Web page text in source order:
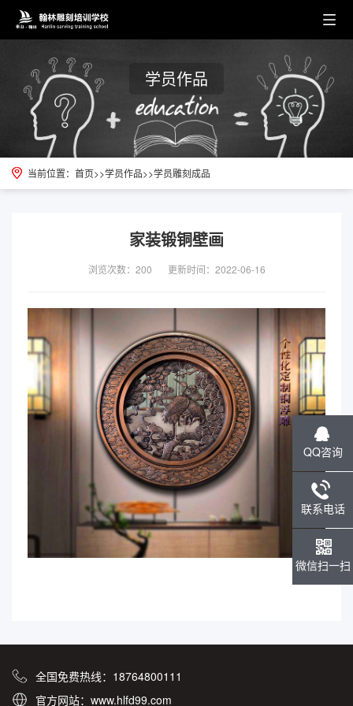
学员作品
当前位置： 首页>>学员作品>>学员雕刻成品
家装锻铜壁画
浏览次数：200 更新时间：2022-06-16
全国免费热线：18764800111
官方网站：www.hlfd99.com
QQ咨询
联系电话
微信扫一扫